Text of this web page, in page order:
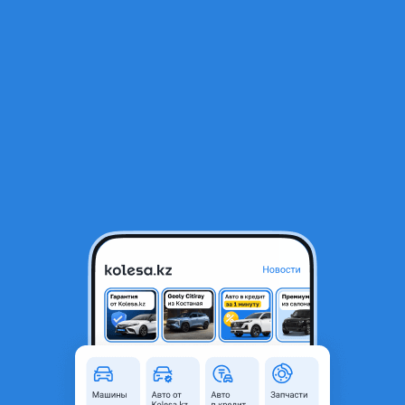
Блок комфорта на Мерседес бенс w210 w202
Алматы, Алматинская